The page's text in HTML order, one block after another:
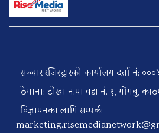
सञ्चार रजिस्ट्रारको कार्यालय दर्ता नं:
ठेगाना: टोखा न.पा वडा नं. ९, गोंगबु,
विज्ञापनका लागि सम्पर्क: